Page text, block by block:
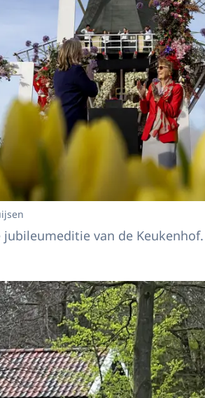
van de Keukenhof.
opening 75 jaar Keukenhof